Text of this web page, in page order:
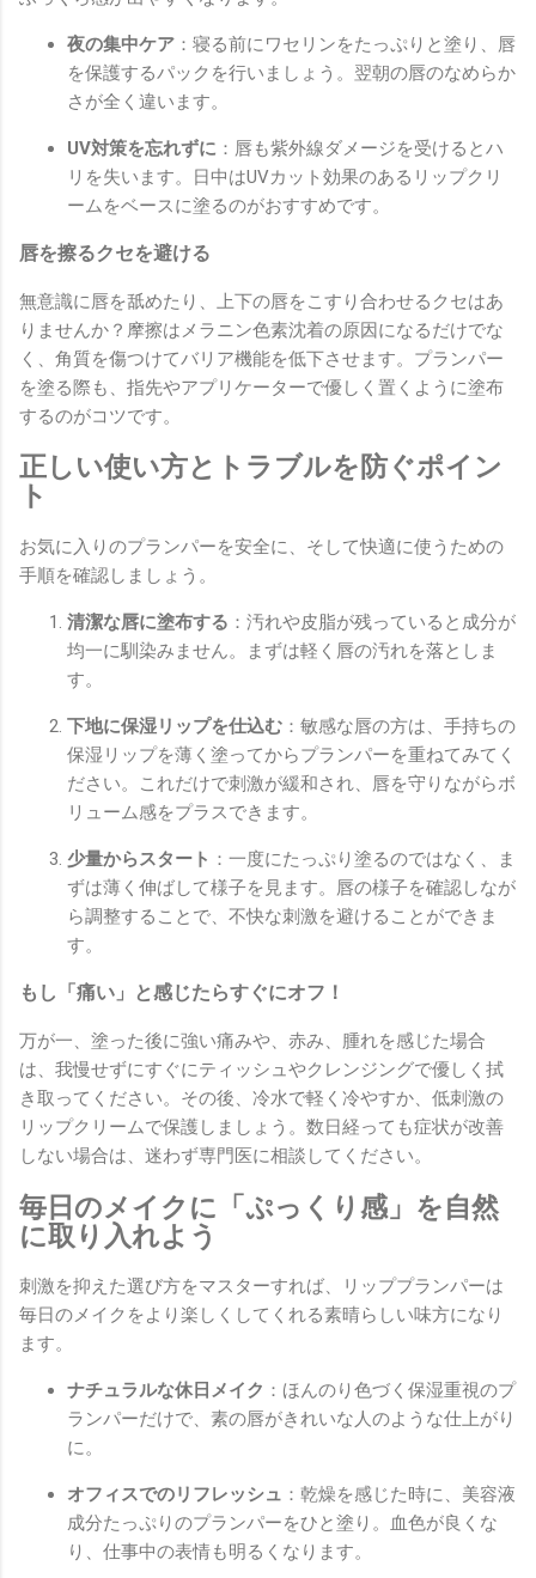
夜の集中ケア ：寝る前にワセリンをたっぷりと塗り、唇
を保護するパックを行いましょう。翌朝の唇のなめらか
さが全く違います。
UV対策を忘れずに ：唇も紫外線ダメージを受けるとハ
リを失います。日中はUVカット効果のあるリップクリ
ームをベースに塗るのがおすすめです。
唇を擦るクセを避ける
無意識に唇を舐めたり、上下の唇をこすり合わせるクセはあ
りませんか？摩擦はメラニン色素沈着の原因になるだけでな
く、角質を傷つけてバリア機能を低下させます。プランパー
を塗る際も、指先やアプリケーターで優しく置くように塗布
するのがコツです。
正しい使い方とトラブルを防ぐポイン
ト
お気に入りのプランパーを安全に、そして快適に使うための
手順を確認しましょう。
清潔な唇に塗布する ：汚れや皮脂が残っていると成分が
均一に馴染みません。まずは軽く唇の汚れを落としま
す。
下地に保湿リップを仕込む ：敏感な唇の方は、手持ちの
保湿リップを薄く塗ってからプランパーを重ねてみてく
ださい。これだけで刺激が緩和され、唇を守りながらボ
リューム感をプラスできます。
少量からスタート ：一度にたっぷり塗るのではなく、ま
ずは薄く伸ばして様子を見ます。唇の様子を確認しなが
ら調整することで、不快な刺激を避けることができま
す。
もし「痛い」と感じたらすぐにオフ！
万が一、塗った後に強い痛みや、赤み、腫れを感じた場合
は、我慢せずにすぐにティッシュやクレンジングで優しく拭
き取ってください。その後、冷水で軽く冷やすか、低刺激の
リップクリームで保護しましょう。数日経っても症状が改善
しない場合は、迷わず専門医に相談してください。
毎日のメイクに「ぷっくり感」を自然
に取り入れよう
刺激を抑えた選び方をマスターすれば、リッププランパーは
毎日のメイクをより楽しくしてくれる素晴らしい味方になり
ます。
ナチュラルな休日メイク ：ほんのり色づく保湿重視のプ
ランパーだけで、素の唇がきれいな人のような仕上がり
に。
オフィスでのリフレッシュ ：乾燥を感じた時に、美容液
成分たっぷりのプランパーをひと塗り。血色が良くな
り、仕事中の表情も明るくなります。